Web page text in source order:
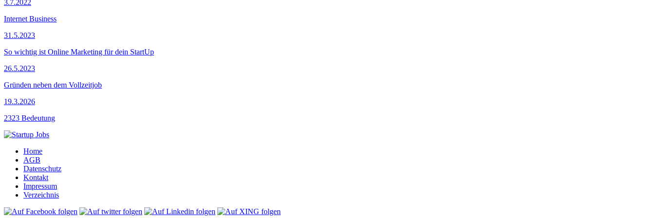
3.7.2022
Internet Business
31.5.2023
So wichtig ist Online Marketing für dein StartUp
26.5.2023
Gründen neben dem Vollzeitjob
19.3.2026
2323 Bedeutung
Home
AGB
Datenschutz
Kontakt
Impressum
Verzeichnis